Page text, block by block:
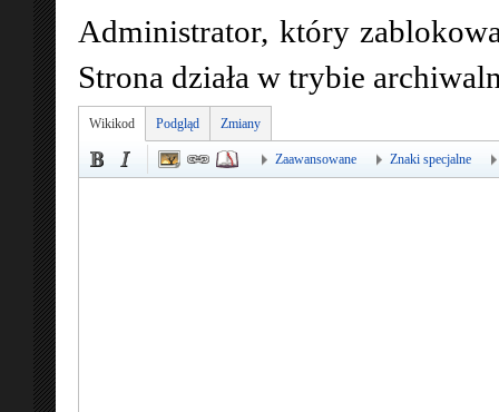
Administrator, który
Strona działa w trybie
Wikikod Podgląd Zmiany
Zaawansowane Znaki specjalne